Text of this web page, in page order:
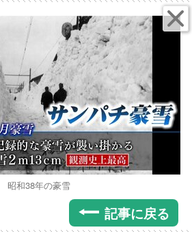
昭和38年の豪雪
記事に戻る